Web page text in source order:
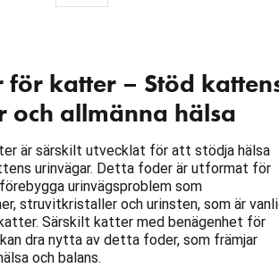
för katter – Stöd
och allmänna hälsa
är särskilt utvecklat för att stödja hälsa
urinvägar. Detta foder är utformat för
urinvägsproblem som
struvitkristaller och urinsten, som är
Särskilt katter med benägenhet för
dra nytta av detta foder, som främjar
och balans.